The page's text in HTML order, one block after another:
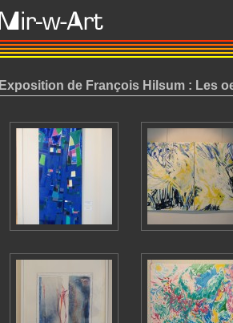
Exposition de François Hilsum : Les